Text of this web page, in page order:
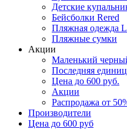
Детские
Бейсболки Rered
Пляжная одежда
Пляжные сумки
Акции
Маленький
Последняя
Цена до 600 руб.
Акции
Распродажа от
Производители
Цена до 600 руб